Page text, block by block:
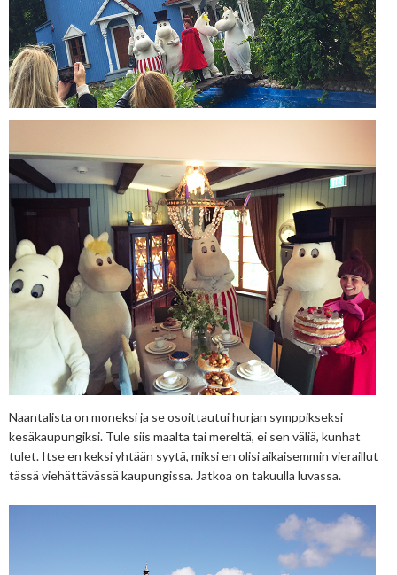
Naantalista on moneksi ja se osoittautui hurjan symppikseksi
kesäkaupungiksi. Tule siis maalta tai mereltä, ei sen väliä, kunhat
tulet. Itse en keksi yhtään syytä, miksi en olisi aikaisemmin vieraillut
tässä viehättävässä kaupungissa. Jatkoa on takuulla luvassa.